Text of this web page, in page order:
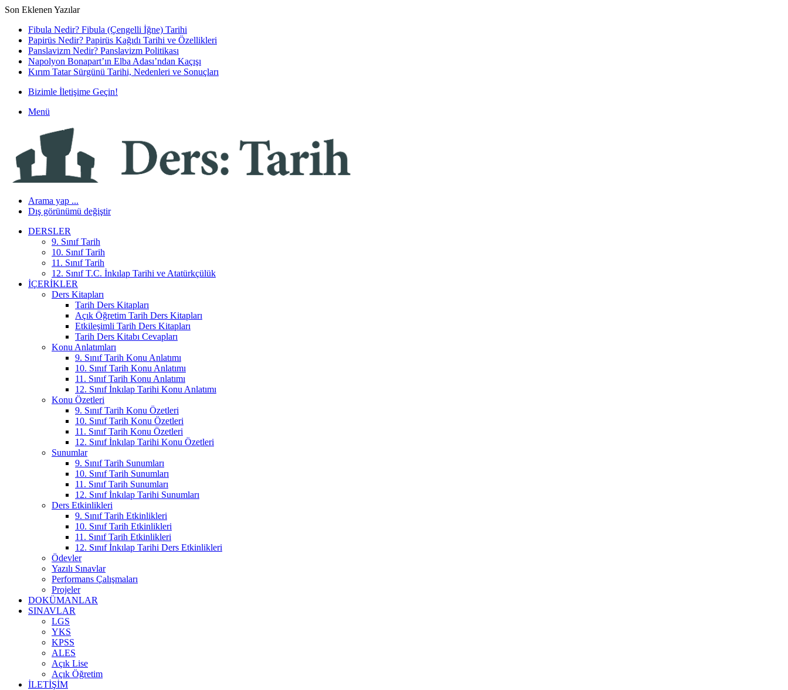
Son Eklenen Yazılar
Fibula Nedir? Fibula (Çengelli İğne) Tarihi
Papirüs Nedir? Papirüs Kağıdı Tarihi ve Özellikleri
Panslavizm Nedir? Panslavizm Politikası
Napolyon Bonapart’ın Elba Adası’ndan Kaçışı
Kırım Tatar Sürgünü Tarihi, Nedenleri ve Sonuçları
Bizimle İletişime Geçin!
Menü
Arama yap ...
Dış görünümü değiştir
DERSLER
9. Sınıf Tarih
10. Sınıf Tarih
11. Sınıf Tarih
12. Sınıf T.C. İnkılap Tarihi ve Atatürkçülük
İÇERIKLER
Ders Kitapları
Tarih Ders Kitapları
Açık Öğretim Tarih Ders Kitapları
Etkileşimli Tarih Ders Kitapları
Tarih Ders Kitabı Cevapları
Konu Anlatımları
9. Sınıf Tarih Konu Anlatımı
10. Sınıf Tarih Konu Anlatımı
11. Sınıf Tarih Konu Anlatımı
12. Sınıf İnkılap Tarihi Konu Anlatımı
Konu Özetleri
9. Sınıf Tarih Konu Özetleri
10. Sınıf Tarih Konu Özetleri
11. Sınıf Tarih Konu Özetleri
12. Sınıf İnkılap Tarihi Konu Özetleri
Sunumlar
9. Sınıf Tarih Sunumları
10. Sınıf Tarih Sunumları
11. Sınıf Tarih Sunumları
12. Sınıf İnkılap Tarihi Sunumları
Ders Etkinlikleri
9. Sınıf Tarih Etkinlikleri
10. Sınıf Tarih Etkinlikleri
11. Sınıf Tarih Etkinlikleri
12. Sınıf İnkılap Tarihi Ders Etkinlikleri
Ödevler
Yazılı Sınavlar
Performans Çalışmaları
Projeler
DOKÜMANLAR
SINAVLAR
LGS
YKS
KPSS
ALES
Açık Lise
Açık Öğretim
İLETIŞIM